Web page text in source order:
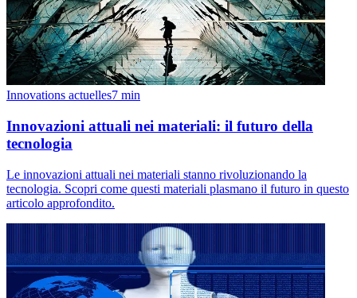
Innovations actuelles7 min
Innovazioni attuali nei materiali: il futuro della
tecnologia
Le innovazioni attuali nei materiali stanno rivoluzionando la
tecnologia. Scopri come questi materiali plasmano il futuro in questo
articolo approfondito.